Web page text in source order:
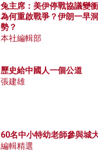
兔主席：美伊停戰協議變
為何重啟戰爭？伊朗一早
勢？
本社編輯部
歷史給中國人一個公道
張建雄
60名中小特幼老師參與城
編輯精選